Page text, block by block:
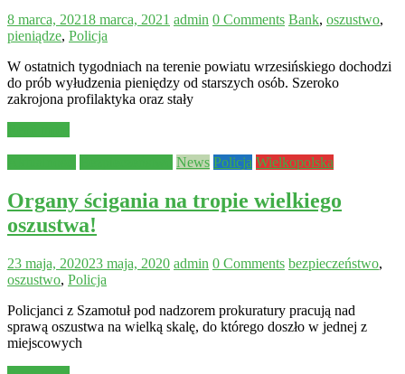
8 marca, 20218 marca, 2021 admin 0 Comments Bank, oszustwo,
pieniądze, Policja
W ostatnich tygodniach na terenie powiatu wrzesińskiego dochodzi
do prób wyłudzenia pieniędzy od starszych osób. Szeroko
zakrojona profilaktyka oraz stały
News Policja Wielkopolska
Organy ścigania na tropie wielkiego
oszustwa!
23 maja, 202023 maja, 2020 admin 0 Comments bezpieczeństwo,
oszustwo, Policja
Policjanci z Szamotuł pod nadzorem prokuratury pracują nad
sprawą oszustwa na wielką skalę, do którego doszło w jednej z
miejscowych